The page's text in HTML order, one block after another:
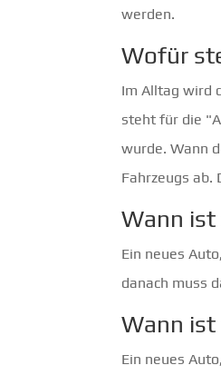
werden.
Wofür
Im Alltag wird
steht für die
wurde. Wann
Fahrzeugs
Wann ist
Ein neues
danach muss
Wann ist
Ein neues